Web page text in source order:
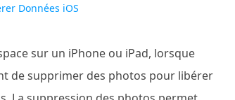
Données iOS
sur un iPhone ou iPad, lorsque
de supprimer des photos pour libérer